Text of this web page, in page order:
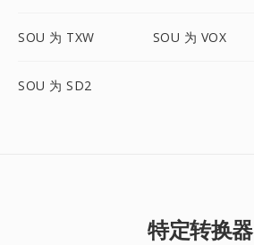
SOU 为 TXW SOU 为 VOX
SOU 为 SD2
特定转换器